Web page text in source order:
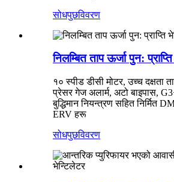
सोधपुछविवरण
निलम्बित ताप ऊर्जा पुन:
१० स्पीड डीसी मोटर, उच्च दक्षता
प्रेसर गेज अलार्म, अटो बाइपास,
बुद्धिमान नियन्त्रण सहित निर्मित
ERV हरू
सोधपुछविवरण